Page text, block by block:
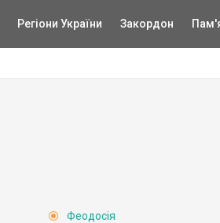
Регіони України Закордон
Феодосія